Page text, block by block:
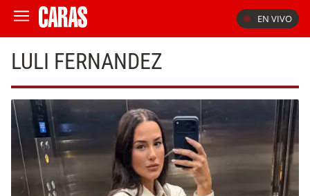
EN VIVO
LULI FERNANDEZ